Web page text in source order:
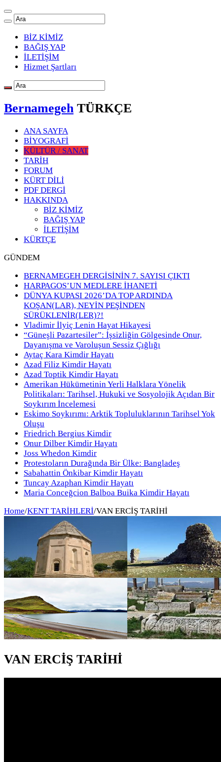
BİZ KİMİZ
BAĞIŞ YAP
İLETİŞİM
Hizmet Şartları
Bernamegeh TÜRKÇE
ANA SAYFA
BİYOGRAFİ
KÜLTÜR / SANAT
TARİH
FORUM
KÜRT DİLİ
PDF DERGİ
HAKKINDA
BİZ KİMİZ
BAĞIŞ YAP
İLETİŞİM
KÜRTÇE
GÜNDEM
BERNAMEGEH DERGİSİNİN 7. SAYISI ÇIKTI
HARPAGOS’UN MEDLERE İHANETİ
DÜNYA KUPASI 2026’DA TOP ARDINDA
KOŞAN(LAR), NEYİN PEŞİNDEN
SÜRÜKLENİR(LER)?!
Vladimir İlyiç Lenin Hayat Hikayesi
“Güneşli Pazartesiler”: İşsizliğin Gölgesinde Onur,
Dayanışma ve Varoluşun Sessiz Çığlığı
Aytaç Kara Kimdir Hayatı
Azad Filiz Kimdir Hayatı
Azad Toptik Kimdir Hayatı
Amerikan Hükümetinin Yerli Halklara Yönelik
Politikaları: Tarihsel, Hukuki ve Sosyolojik Açıdan Bir
Soykırım İncelemesi
Eskimo Soykırımı: Arktik Topluluklarının Tarihsel Yok
Oluşu
Friedrich Bergius Kimdir
Onur Dilber Kimdir Hayatı
Joss Whedon Kimdir
Protestoların Durağında Bir Ülke: Bangladeş
Sabahattin Önkibar Kimdir Hayatı
Tuncay Azaphan Kimdir Hayatı
Maria Conceğcion Balboa Buika Kimdir Hayatı
Home/KENT TARİHLERİ/VAN ERCİŞ TARİHİ
VAN ERCİŞ TARİHİ